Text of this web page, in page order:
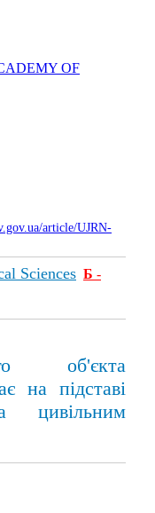
OF
article/UJRN-
Sciences Б -
об'єкта
на підставі
цивільним